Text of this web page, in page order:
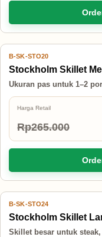
12% OFF
B-SK-STO20
Stockholm Skillet
Ukuran pas untuk 1–2
Harga Retail
Rp265.000
12% OFF
B-SK-STO24
Stockholm Skillet
Skillet besar untuk